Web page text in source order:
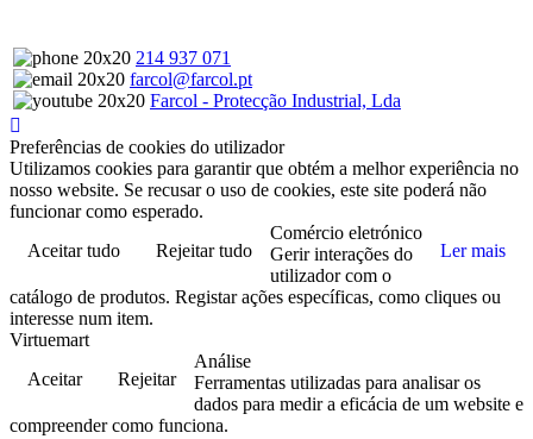
214 937 071
farcol@farcol.pt
Farcol - Protecção Industrial, Lda
Preferências de cookies do utilizador
Utilizamos cookies para garantir que obtém a melhor experiência no
nosso website. Se recusar o uso de cookies, este site poderá não
funcionar como esperado.
Aceitar tudo
Rejeitar tudo Ler mais
Comércio eletrónico
Gerir interações do
utilizador com o
catálogo de produtos. Registar ações específicas, como cliques ou
interesse num item.
Virtuemart
Aceitar
Rejeitar
Análise
Ferramentas utilizadas para analisar os
dados para medir a eficácia de um website e
compreender como funciona.